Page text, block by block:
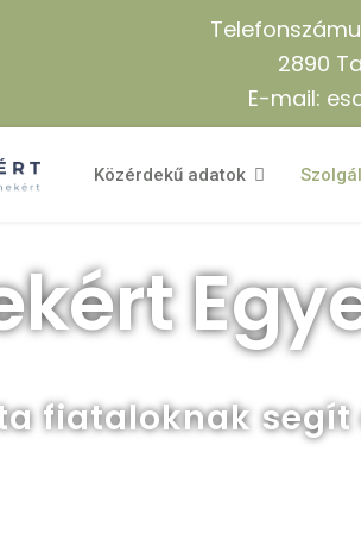
2890
E-mail:
Közérdekű adatok
fiataloknak